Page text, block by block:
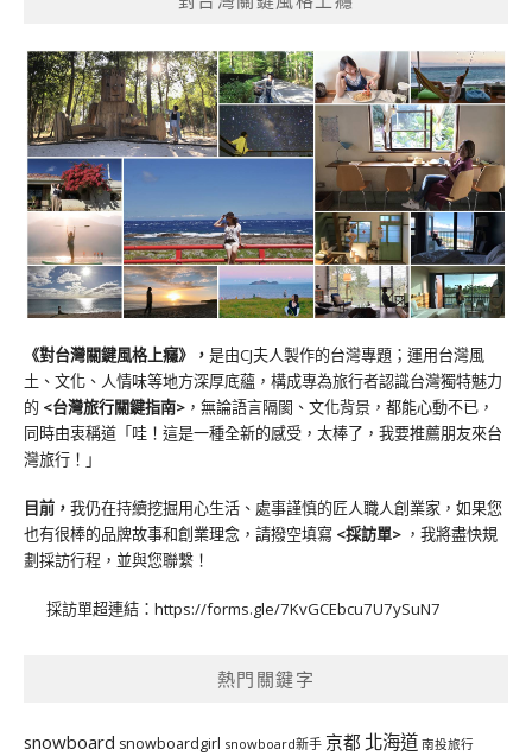
《對台灣關鍵風格上癮》 ， 是由CJ夫人製作的台灣專題；運用台灣風
土、文化、人情味等地方深厚底蘊，構成專為旅行者認識台灣獨特魅力
的 <台灣旅行關鍵指南> ，無論語言隔閡、文化背景，都能心動不已，
同時由衷稱道「哇！這是一種全新的感受，太棒了，我要推薦朋友來台
灣旅行！」
目前， 我仍在持續挖掘用心生活、處事謹慎的匠人職人創業家，如果您
也有很棒的品牌故事和創業理念，請撥空填寫 <採訪單> ，我將盡快規
劃採訪行程，並與您聯繫！
採訪單超連結： https://forms.gle/7KvGCEbcu7U7ySuN7
熱門關鍵字
snowboard snowboardgirl snowboard新手 京都 北海道 南投旅行